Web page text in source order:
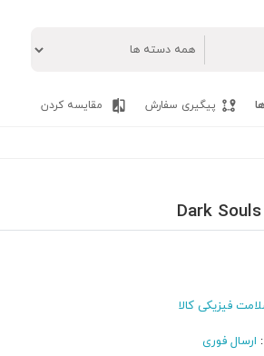
پیگیری سفارش مقایسه کردن
فیزیکی کالا
ارسال فوری